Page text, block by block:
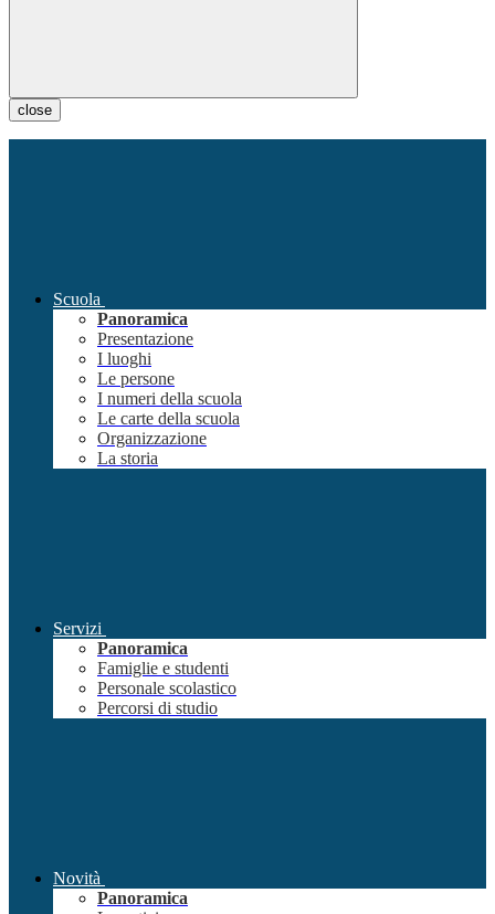
close
Scuola
Panoramica
Presentazione
I luoghi
Le persone
I numeri della scuola
Le carte della scuola
Organizzazione
La storia
Servizi
Panoramica
Famiglie e studenti
Personale scolastico
Percorsi di studio
Novità
Panoramica